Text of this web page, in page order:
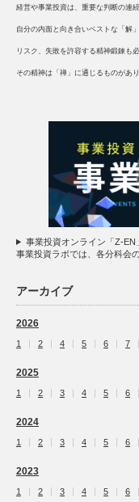
経営や事業投資は、重要な判断の連続
自分の内面と向き合いベストな「解
リスク、失敗を許容する精神鍛錬も必
その精神は「禅」に通じるものがあ
事業投資オンライン「Z-EN
事業投資ラボでは、各分科会
アーカイブ
2026
1 2 4 5 6 7
2025
1 2 3 4 5 6
2024
1 2 3 4 5 6
2023
1 2 3 4 5 6